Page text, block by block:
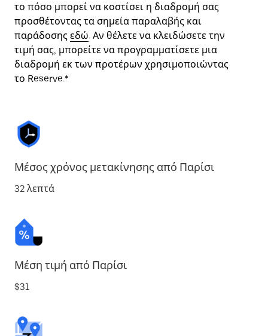
το πόσο μπορεί να κοστίσει η διαδρομή σας
προσθέτοντας τα σημεία παραλαβής και
παράδοσης εδώ. Αν θέλετε να κλειδώσετε την
τιμή σας, μπορείτε να προγραμματίσετε μια
διαδρομή εκ των προτέρων χρησιμοποιώντας
το Reserve.*
Μέσος χρόνος μετακίνησης από Παρίσι
32 λεπτά
Μέση τιμή από Παρίσι
$31